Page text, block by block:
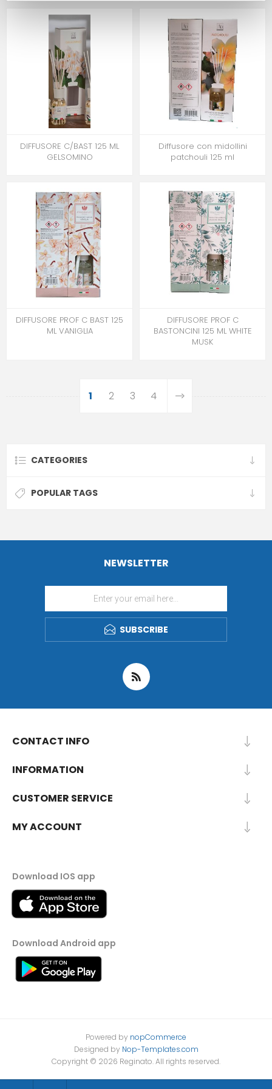
DIFFUSORE C/BAST 125 ML
GELSOMINO
Diffusore con midollini
patchouli 125 ml
DIFFUSORE PROF C BAST 125
ML VANIGLIA
DIFFUSORE PROF C
BASTONCINI 125 ML WHITE
MUSK
1 2 3 4
CATEGORIES
POPULAR TAGS
NEWSLETTER
SUBSCRIBE
CONTACT INFO
INFORMATION
CUSTOMER SERVICE
MY ACCOUNT
Download IOS app
Download Android app
Powered by nopCommerce
Designed by Nop-Templates.com
Copyright © 2026 Reginato. All rights reserved.